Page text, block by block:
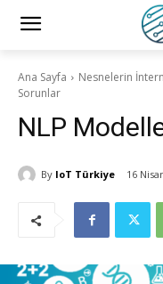
Ana Sayfa Nesnelerin
Sorunlar
NLP
By IoT Türkiye 16